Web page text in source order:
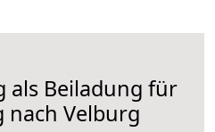
als Beiladung für
nach Velburg